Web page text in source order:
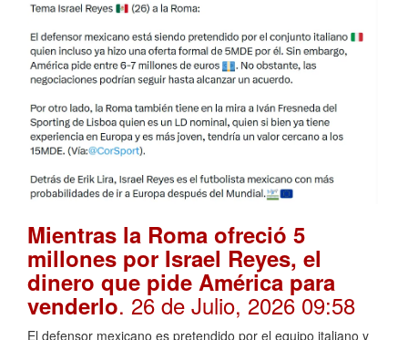
Mientras la Roma ofreció 5
millones por Israel Reyes, el
dinero que pide América para
venderlo. 26 de Julio, 2026 09:58
El defensor mexicano es pretendido por el equipo italiano y